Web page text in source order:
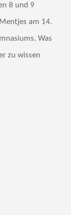
8 und 9
am 14.
Was
zu wissen